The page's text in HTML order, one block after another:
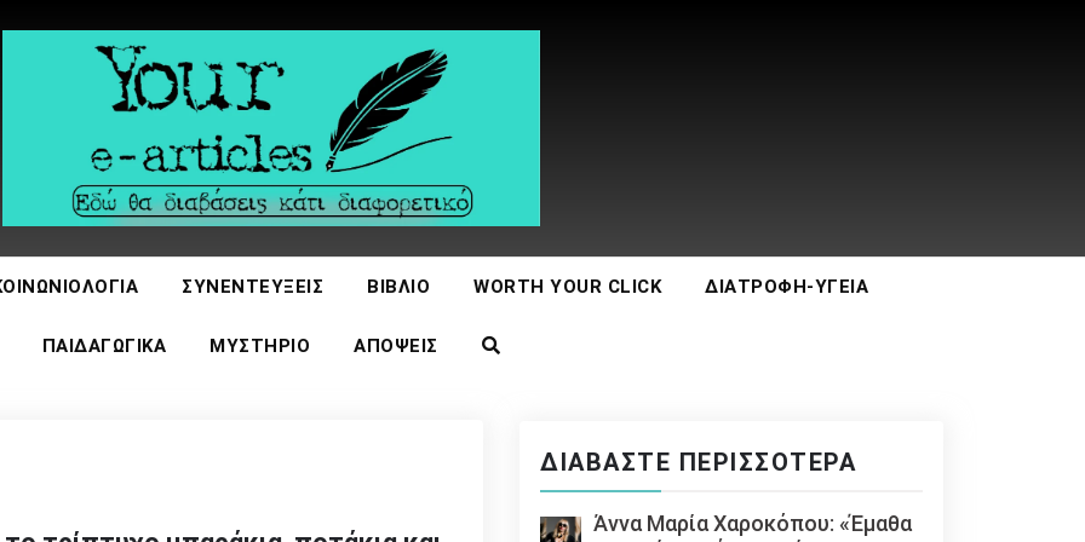
ΣΥΝΕΝΤΕΎΞΕΙΣ ΒΙΒΛΊΟ WORTH YOUR CLICK ΔΙΑΤΡΟΦΉ-ΥΓΕΊΑ
ΠΑΙΔΑΓΩΓΙΚΆ ΜΥΣΤΉΡΙΟ ΑΠΌΨΕΙΣ
ΔΙΑΒΆΣΤΕ ΠΕΡΙΣΣΌΤΕΡΑ
Άννα Μαρία Χαροκόπου: «Έμαθα